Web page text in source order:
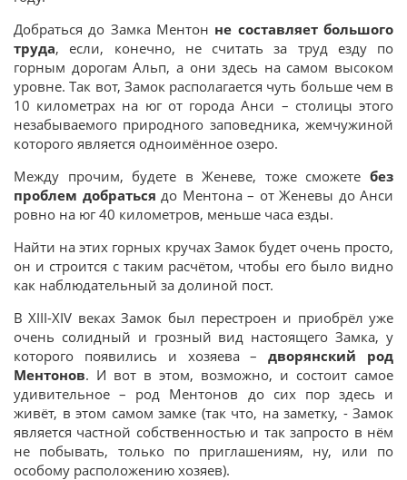
Добраться до Замка Ментон не составляет большого
труда, если, конечно, не считать за труд езду по
горным дорогам Альп, а они здесь на самом высоком
уровне. Так вот, Замок располагается чуть больше чем в
10 километрах на юг от города Анси – столицы этого
незабываемого природного заповедника, жемчужиной
которого является одноимённое озеро.
Между прочим, будете в Женеве, тоже сможете без
проблем добраться до Ментона – от Женевы до Анси
ровно на юг 40 километров, меньше часа езды.
Найти на этих горных кручах Замок будет очень просто,
он и строится с таким расчётом, чтобы его было видно
как наблюдательный за долиной пост.
В XIII-XIV веках Замок был перестроен и приобрёл уже
очень солидный и грозный вид настоящего Замка, у
которого появились и хозяева –дворянский род
Ментонов. И вот в этом, возможно, и состоит самое
удивительное – род Ментонов до сих пор здесь и
живёт, в этом самом замке (так что, на заметку, - Замок
является частной собственностью и так запросто в нём
не побывать, только по приглашениям, ну, или по
особому расположению хозяев).